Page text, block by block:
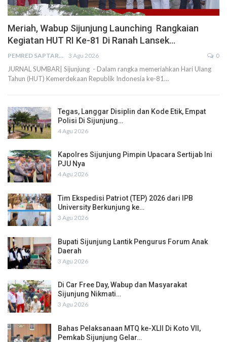
Meriah, Wabup Sijunjung Launching Rangkaian
Kegiatan HUT RI Ke-81 Di Ranah Lansek…
PEMRED SAPTARIUS 3 Agu 2026 0
JURNAL SUMBAR| Sijunjung - Dalam rangka memeriahkan Hari Ulang
Tahun (HUT) Kemerdekaan Republik Indonesia ke-81…
Tegas, Langgar Disiplin dan Kode Etik, Empat
Polisi Di Sijunjung…
4 Agu 2026
Kapolres Sijunjung Pimpin Upacara Sertijab Ini
PJU Nya
4 Agu 2026
Tim Ekspedisi Patriot (TEP) 2026 dari IPB
University Berkunjung ke…
3 Agu 2026
Bupati Sijunjung Lantik Pengurus Forum Anak
Daerah
3 Agu 2026
Di Car Free Day, Wabup dan Masyarakat
Sijunjung Nikmati…
3 Agu 2026
Bahas Pelaksanaan MTQ ke-XLII Di Koto VII,
Pemkab Sijunjung Gelar…